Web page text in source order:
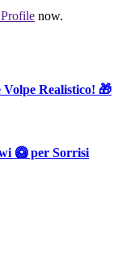
now.
Volpe Realistico! 🎁
🥝 per Sorrisi